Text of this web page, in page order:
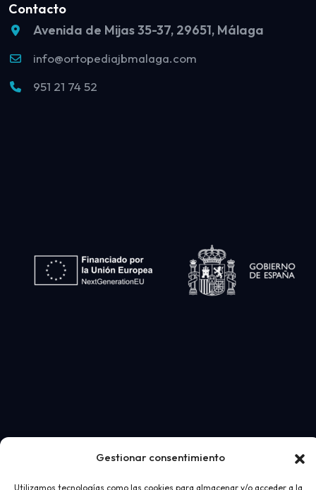
Gestionar consentimiento
Utilizamos tecnologías como las cookies para almacenar y/o acceder a la
Contacto
Avenida de Mijas 35-37, 29651, Málaga
info@ortopediajbmalaga.com
951 21 74 52